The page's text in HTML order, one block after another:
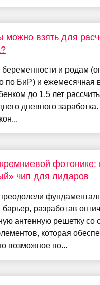
можно взять для
и родам
по БиР) и ежемесячная
до 1,5 лет
дневного заработка.
фотонике:
чип для лидаров
разработав
антенную решетку со
которая
возможное по...